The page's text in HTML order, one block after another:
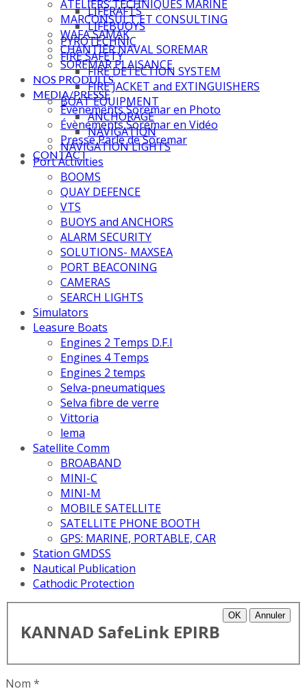
ATELIERS TECHNIQUES MARINE
MARCONSULT ET CONSULTING
WAFA SAMAK
CHANTIER NAVAL SOREMAR
SOREMAR PLAISANCE
NOS PRODUITS
MEDIA/PRESSE
Évènements Soremar en Photo
Évènements Soremar en Vidéo
Presse Parle de Soremar
CONTACT
LIFERAFTS
LIFEBUOYS
PYROTECHNIC
FIRE SAFETY
FIRE DETECTION SYSTEM
FIRE JACKET and EXTINGUISHERS
BOAT EQUIPMENT
ANCHORAGE
NAVIGATION
NAVIGATION LIGHTS
Port Activities
BOOMS
QUAY DEFENCE
VTS
BUOYS and ANCHORS
ALARM SECURITY
SOLUTIONS- MAXSEA
PORT BEACONING
CAMERAS
SEARCH LIGHTS
Simulators
Leasure Boats
Engines 2 Temps D.F.I
Engines 4 Temps
Engines 2 temps
Selva-pneumatiques
Selva fibre de verre
Vittoria
lema
Satellite Comm
BROABAND
MINI-C
MINI-M
MOBILE SATELLITE
SATELLITE PHONE BOOTH
GPS: MARINE, PORTABLE, CAR
Station GMDSS
Nautical Publication
Cathodic Protection
KANNAD SafeLink EPIRB
OK Annuler
Nom *